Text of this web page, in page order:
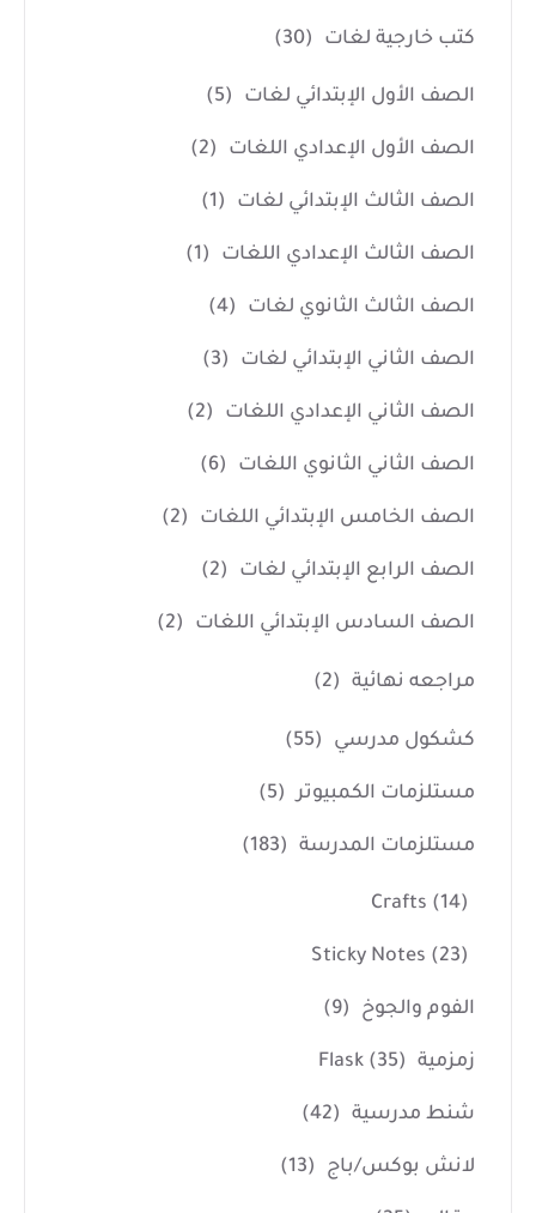
كتب خارجية لغات (30)
الصف الأول الإبتدائي لغات (5)
الصف الأول الإعدادي اللغات (2)
الصف الثالث الإبتدائي لغات (1)
الصف الثالث الإعدادي اللغات (1)
الصف الثالث الثانوي لغات (4)
الصف الثاني الإبتدائي لغات (3)
الصف الثاني الإعدادي اللغات (2)
الصف الثاني الثانوي اللغات (6)
الصف الخامس الإبتدائي اللغات (2)
الصف الرابع الإبتدائي لغات (2)
الصف السادس الإبتدائي اللغات (2)
مراجعه نهائية (2)
كشكول مدرسي (55)
مستلزمات الكمبيوتر (5)
مستلزمات المدرسة (183)
Crafts (14)
Sticky Notes (23)
الفوم والجوخ (9)
زمزمية Flask (35)
شنط مدرسية (42)
لانش بوكس/باج (13)